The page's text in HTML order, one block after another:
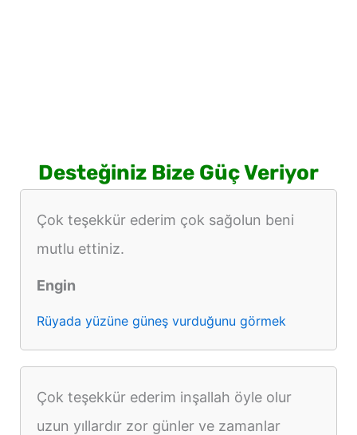
Desteğiniz Bize Güç Veriyor
Çok teşekkür ederim çok sağolun beni
mutlu ettiniz.
Engin
Rüyada yüzüne güneş vurduğunu görmek
Çok teşekkür ederim inşallah öyle olur
uzun yıllardır zor günler ve zamanlar